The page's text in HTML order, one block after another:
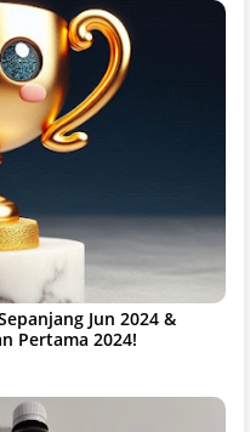
Jun 2024 &
Pertama 2024!